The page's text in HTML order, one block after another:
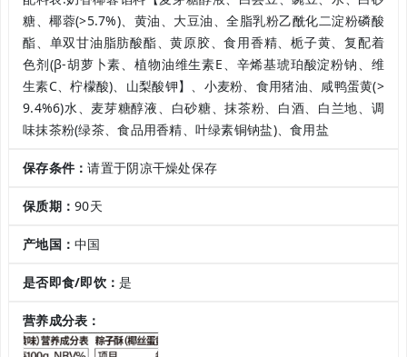
糖、椰蓉(>5.7%)、黄油、大豆油、全脂乳粉乙酰化二淀粉磷酸
酯、单双甘油脂肪酸酯、黄原胶、食用香精、栀子黄、复配着
色剂(β-胡萝卜素、植物油维生素E、辛烯基琥珀酸淀粉钠、维
生素C、柠檬酸)、山梨酸钾】、小麦粉、食用猪油、咸鸭蛋黄(>
9.4%6)水、麦芽糖醇液、白砂糖、抹茶粉、白酒、白兰地、调
味抹茶粉(绿茶、食品用香精、叶绿素铜钠盐)、食用盐
保存条件：请置于阴凉干燥处保存
保质期：90天
产地国：中国
是否即食/即饮：是
营养成分表：